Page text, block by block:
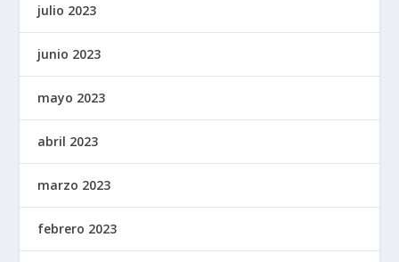
julio 2023
junio 2023
mayo 2023
abril 2023
marzo 2023
febrero 2023